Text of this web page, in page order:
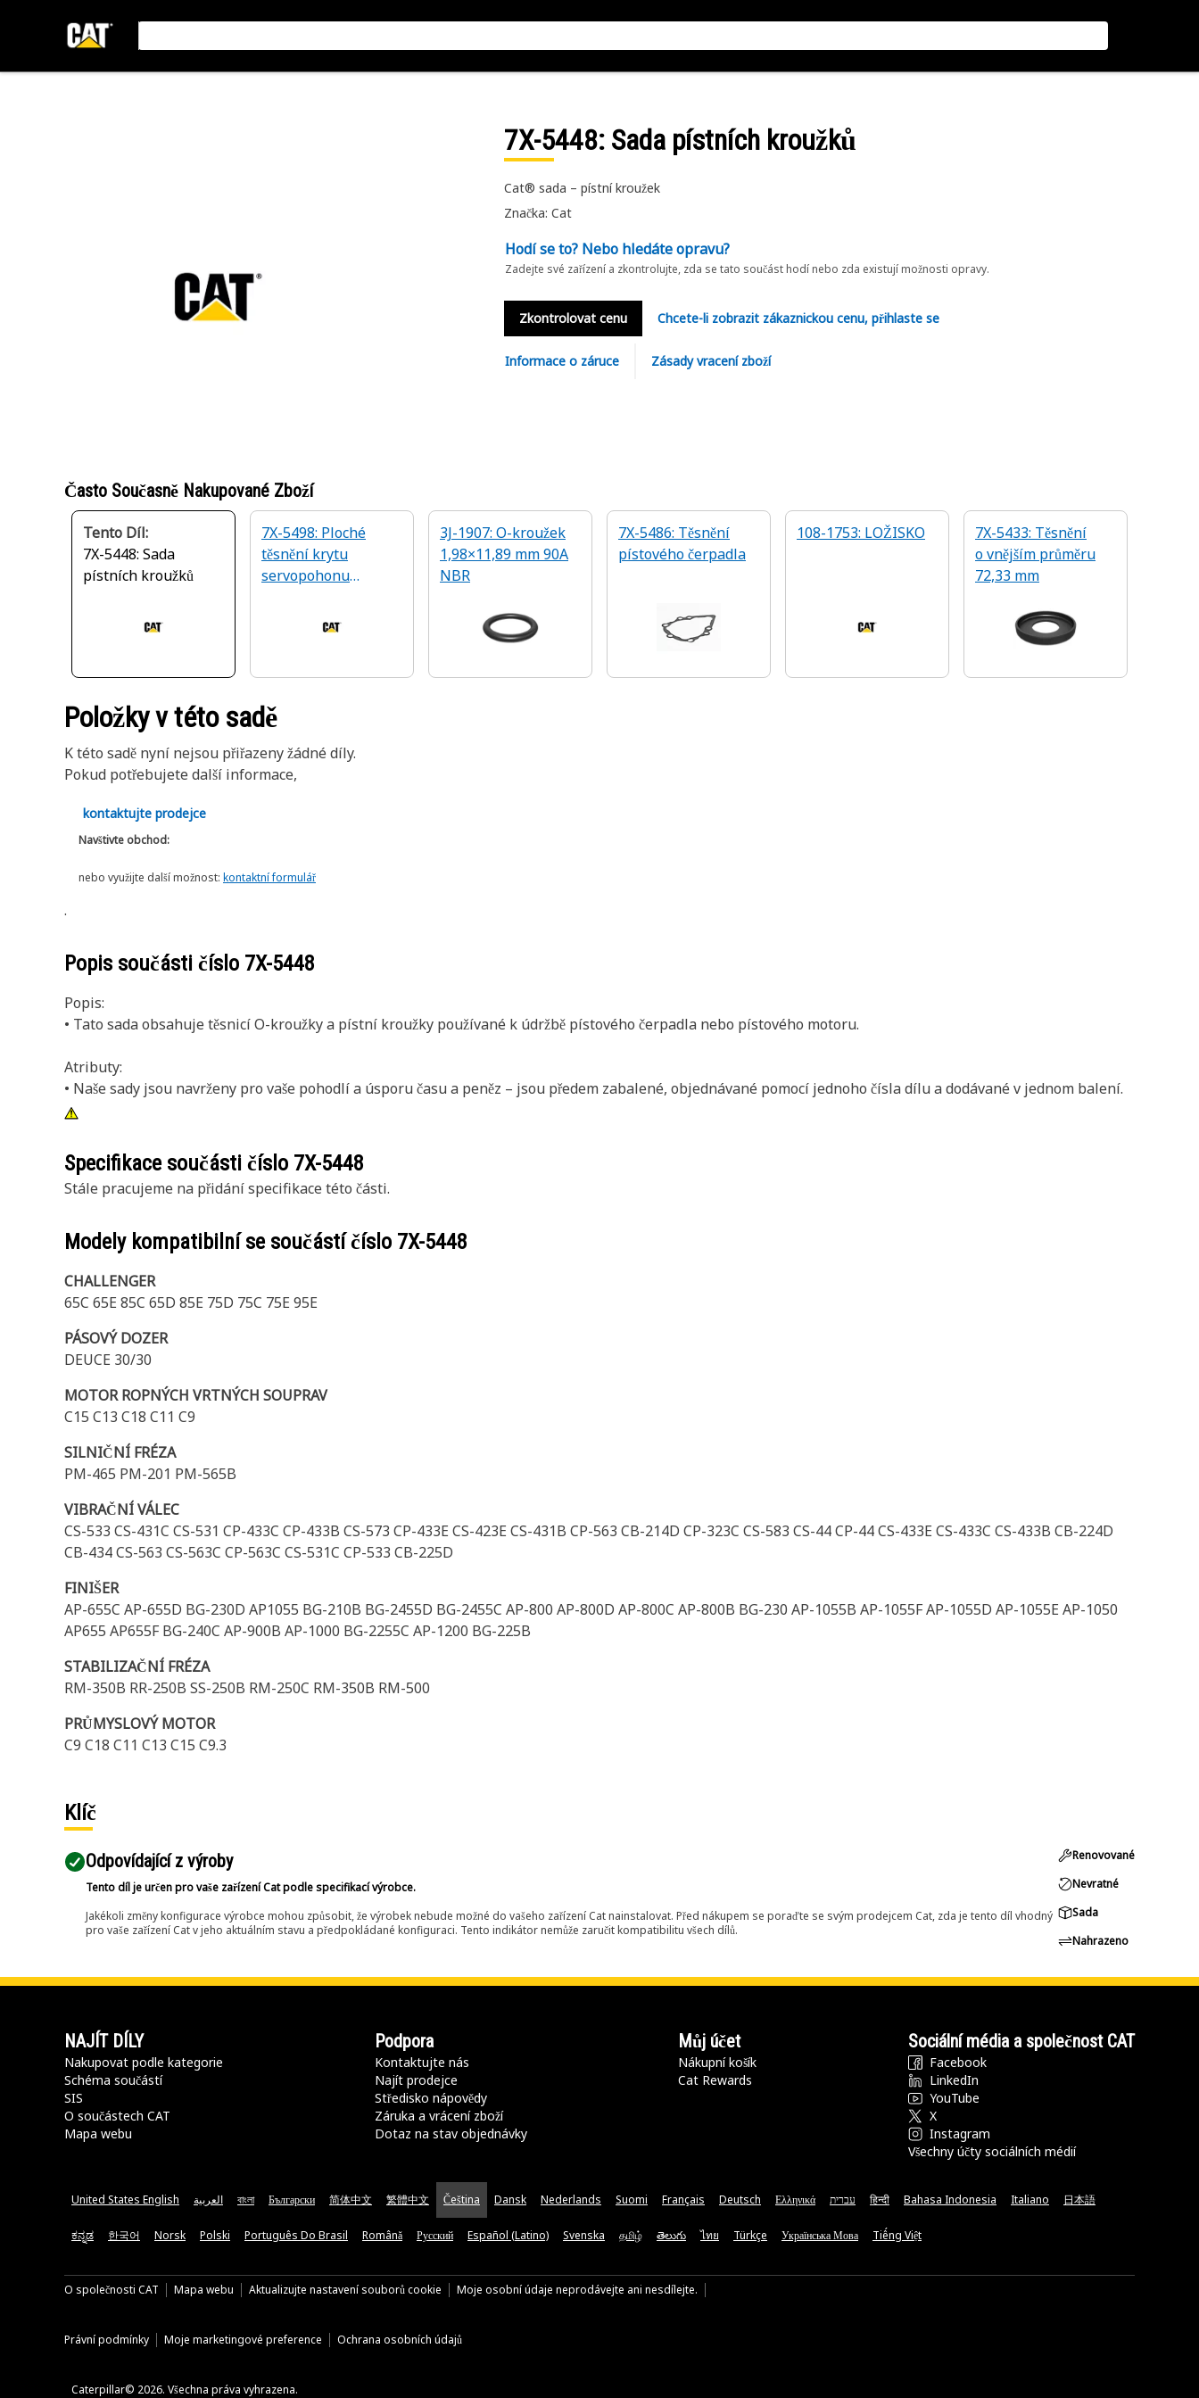
7X-5448: Sada pístních kroužků
Cat® sada – pístní kroužek
Značka: Cat
Hodí se to? Nebo hledáte opravu?
Zadejte své zařízení a zkontrolujte, zda se tato součást hodí nebo zda existují možnosti opravy.
Zkontrolovat cenu Chcete-li zobrazit zákaznickou cenu, přihlaste se
Informace o záruce Zásady vracení zboží
Často Současně Nakupované Zboží
Tento Díl:
7X-5448: Sada
pístních kroužků
7X-5498: Ploché
těsnění krytu
servopohonu
3J-1907: O-kroužek
1,98×11,89 mm 90A
NBR
7X-5486: Těsnění
pístového čerpadla
108-1753: LOŽISKO
7X-5433: Těsnění
o vnějším průměru
72,33 mm
Položky v této sadě
K této sadě nyní nejsou přiřazeny žádné díly.
Pokud potřebujete další informace,
kontaktujte prodejce
Navštivte obchod:
nebo využijte další možnost: kontaktní formulář
.
Popis součásti číslo 7X-5448
Popis:
• Tato sada obsahuje těsnicí O-kroužky a pístní kroužky používané k údržbě pístového čerpadla nebo pístového motoru.
Atributy:
• Naše sady jsou navrženy pro vaše pohodlí a úsporu času a peněz – jsou předem zabalené, objednávané pomocí jednoho čísla dílu a dodávané v jednom balení.
Specifikace součásti číslo 7X-5448
Stále pracujeme na přidání specifikace této části.
Modely kompatibilní se součástí číslo 7X-5448
CHALLENGER
65C 65E 85C 65D 85E 75D 75C 75E 95E
PÁSOVÝ DOZER
DEUCE 30/30
MOTOR ROPNÝCH VRTNÝCH SOUPRAV
C15 C13 C18 C11 C9
SILNIČNÍ FRÉZA
PM-465 PM-201 PM-565B
VIBRAČNÍ VÁLEC
CS-533 CS-431C CS-531 CP-433C CP-433B CS-573 CP-433E CS-423E CS-431B CP-563 CB-214D CP-323C CS-583 CS-44 CP-44 CS-433E CS-433C CS-433B CB-224D
CB-434 CS-563 CS-563C CP-563C CS-531C CP-533 CB-225D
FINIŠER
AP-655C AP-655D BG-230D AP1055 BG-210B BG-2455D BG-2455C AP-800 AP-800D AP-800C AP-800B BG-230 AP-1055B AP-1055F AP-1055D AP-1055E AP-1050
AP655 AP655F BG-240C AP-900B AP-1000 BG-2255C AP-1200 BG-225B
STABILIZAČNÍ FRÉZA
RM-350B RR-250B SS-250B RM-250C RM-350B RM-500
PRŮMYSLOVÝ MOTOR
C9 C18 C11 C13 C15 C9.3
Klíč
Odpovídající z výroby
Tento díl je určen pro vaše zařízení Cat podle specifikací výrobce.
Jakékoli změny konfigurace výrobce mohou způsobit, že výrobek nebude možné do vašeho zařízení Cat nainstalovat. Před nákupem se poraďte se svým prodejcem Cat, zda je tento díl vhodný
pro vaše zařízení Cat v jeho aktuálním stavu a předpokládané konfiguraci. Tento indikátor nemůže zaručit kompatibilitu všech dílů.
Renovované
Nevratné
Sada
Nahrazeno
NAJÍT DÍLY
Nakupovat podle kategorie
Schéma součástí
SIS
O součástech CAT
Mapa webu
Podpora
Kontaktujte nás
Najít prodejce
Středisko nápovědy
Záruka a vrácení zboží
Dotaz na stav objednávky
Můj účet
Nákupní košík
Cat Rewards
Sociální média a společnost CAT
Facebook
LinkedIn
YouTube
X
Instagram
Všechny účty sociálních médií
United States English العربية বাংলা Български 简体中文 繁體中文 Čeština Dansk Nederlands Suomi Français Deutsch Ελληνικά עברית हिन्दी Bahasa Indonesia Italiano 日本語
ಕನ್ನಡ 한국어 Norsk Polski Português Do Brasil Română Русский Español (Latino) Svenska தமிழ் తెలుగు ไทย Türkçe Українська Мова Tiếng Việt
O společnosti CAT Mapa webu Aktualizujte nastavení souborů cookie Moje osobní údaje neprodávejte ani nesdílejte.
Právní podmínky Moje marketingové preference Ochrana osobních údajů
Caterpillar© 2026. Všechna práva vyhrazena.